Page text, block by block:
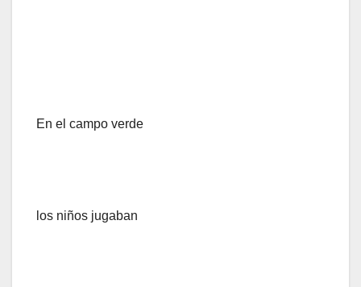
En el campo verde
los niños jugaban